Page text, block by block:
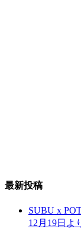
最新投稿
SUBU x
12月19日よ